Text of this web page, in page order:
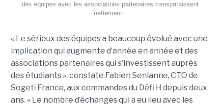
des équipes avec les associations partenaires transparaissent
nettement.
« Le sérieux des équipes a beaucoup évolué avec une
implication qui augmente d’année en année et des
associations partenaires qui s’investissent auprès
des étudiants », constate Fabien Senlanne, CTO de
Sogeti France, aux commandes du Défi H depuis deux
ans. « Le nombre d’échanges qui a eu lieu avec les